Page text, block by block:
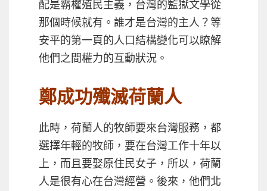
配是霸權殖民主義，台灣的監獄文學從
那個時候就有。誰才是台灣的主人？等
安平的第一頁的人口結構變化可以瞭解
他們之間權力的互動狀況。
鄭成功殲滅荷蘭人
此時，荷蘭人的牧師要來台灣服務，都
選擇年輕的牧師，要在台灣工作十年以
上，而且要娶原住民女子，所以，荷蘭
人是很有心在台灣經營。後來，他們北